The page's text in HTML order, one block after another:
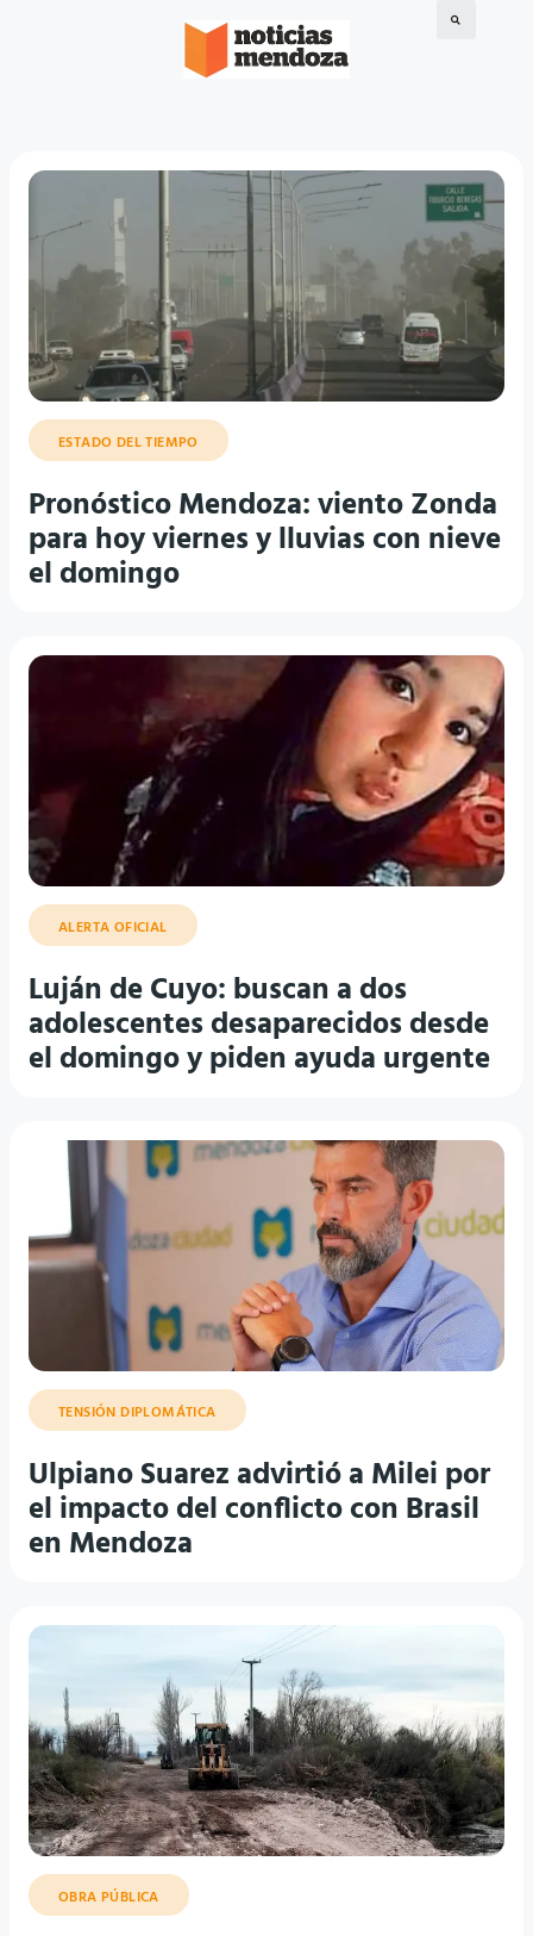
ESTADO DEL TIEMPO
Pronóstico Mendoza: viento Zonda
para hoy viernes y lluvias con nieve
el domingo
ALERTA OFICIAL
Luján de Cuyo: buscan a dos
adolescentes desaparecidos desde
el domingo y piden ayuda urgente
TENSIÓN DIPLOMÁTICA
Ulpiano Suarez advirtió a Milei por
el impacto del conflicto con Brasil
en Mendoza
OBRA PÚBLICA